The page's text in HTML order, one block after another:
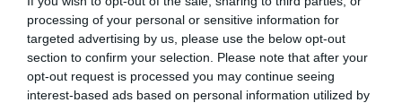
processing of your personal or sensitive information for
targeted advertising by us, please use the below opt-out
section to confirm your selection. Please note that after your
opt-out request is processed you may continue seeing
interest-based ads based on personal information utilized by
Βιβλίου 2023 απονέμεται κατά πλειοψηφία στον
Κυριάκο Χαρίτογια το έργο με τίτλοΓια φαντάσου
(εικονογράφησηΝτανιέλα Σταματιάδη), εκδόσεις
Μεταίχμιο.